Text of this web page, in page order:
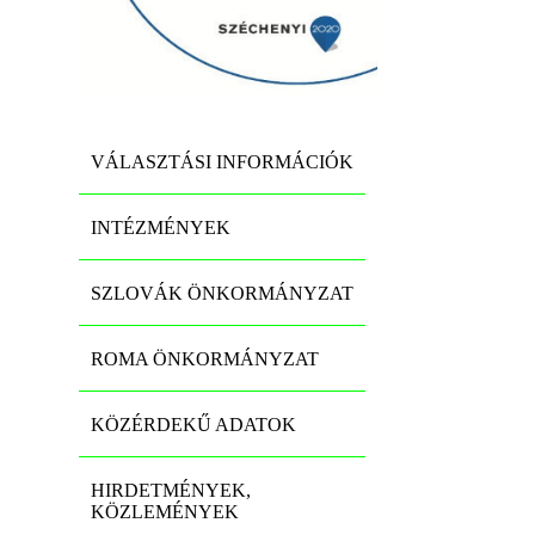
VÁLASZTÁSI INFORMÁCIÓK
INTÉZMÉNYEK
SZLOVÁK ÖNKORMÁNYZAT
ROMA ÖNKORMÁNYZAT
KÖZÉRDEKŰ ADATOK
HIRDETMÉNYEK,
KÖZLEMÉNYEK